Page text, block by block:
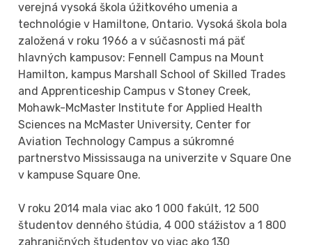
verejná vysoká škola úžitkového umenia a
technológie v Hamiltone, Ontario. Vysoká škola bola
založená v roku 1966 a v súčasnosti má päť
hlavných kampusov: Fennell Campus na Mount
Hamilton, kampus Marshall School of Skilled Trades
and Apprenticeship Campus v Stoney Creek,
Mohawk-McMaster Institute for Applied Health
Sciences na McMaster University, Center for
Aviation Technology Campus a súkromné
partnerstvo Mississauga na univerzite v Square One
v kampuse Square One.
V roku 2014 mala viac ako 1 000 fakúlt, 12 500
študentov denného štúdia, 4 000 stážistov a 1 800
zahraničných študentov vo viac ako 130